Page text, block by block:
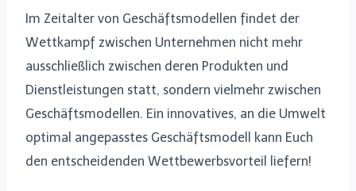
Im Zeitalter von Geschäftsmodellen findet der
Wettkampf zwischen Unternehmen nicht mehr
ausschließlich zwischen deren Produkten und
Dienstleistungen statt, sondern vielmehr zwischen
Geschäftsmodellen. Ein innovatives, an die Umwelt
optimal angepasstes Geschäftsmodell kann Euch
den entscheidenden Wettbewerbsvorteil liefern!